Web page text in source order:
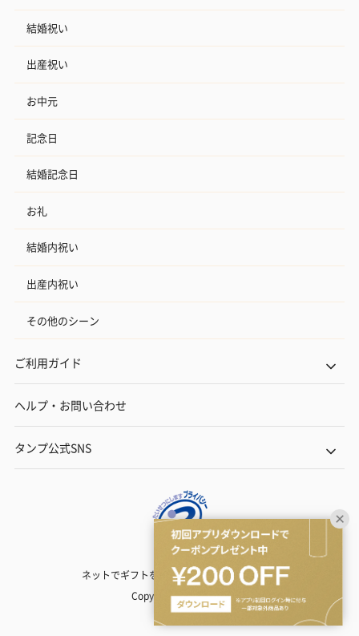
結婚祝い
出産祝い
お中元
記念日
結婚記念日
お礼
結婚内祝い
出産内祝い
その他のシーン
ご利用ガイド
ヘルプ・お問い合わせ
タンプ公式SNS
ネットでギフトを贈るなら | TANP（タンプ）
Copyright© TANP Inc.